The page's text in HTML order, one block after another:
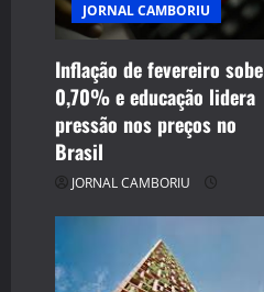
JORNAL CAMBORIU
Inflação de fevereiro sobe
0,70% e educação lidera
pressão nos preços no
Brasil
JORNAL CAMBORIU